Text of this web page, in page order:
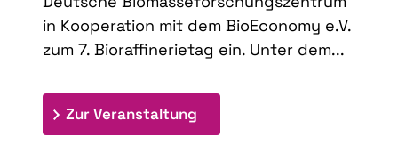
in Kooperation mit dem BioEconomy e.V.
zum 7. Bioraffinerietag ein. Unter dem...
Zur Veranstaltung